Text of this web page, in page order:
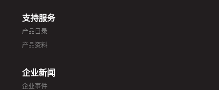
支持服务
产品目录
产品资料
企业新闻
企业事件